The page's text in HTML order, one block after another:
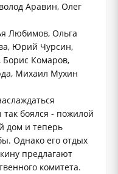
Аравин, Олег
Любимов, Ольга
Юрий Чурсин,
Комаров,
Михаил Мухин
так боялся - пожилой
дом и теперь
Однако его отдых
предлагают
комитета.